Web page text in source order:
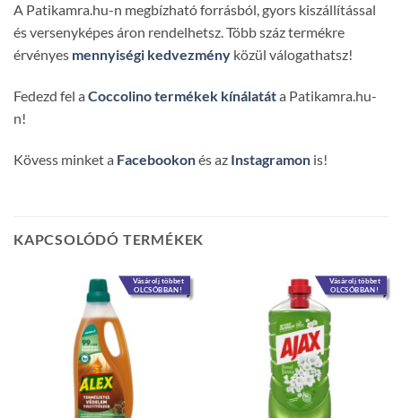
A Patikamra.hu-n megbízható forrásból, gyors kiszállítással
és versenyképes áron rendelhetsz. Több száz termékre
érvényes mennyiségi kedvezmény közül válogathatsz!
Fedezd fel a Coccolino termékek kínálatáta Patikamra.hu-
n!
Kövess minket a Facebookonés az Instagramon is!
KAPCSOLÓDÓ TERMÉKEK
Vásárolj többet
OLCSÓBBAN!
Vásárolj többet
OLCSÓBBAN!